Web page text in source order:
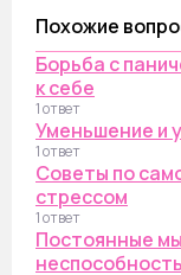
Похожие
Борьба с
к себе
1 ответ
Уменьшение и
1 ответ
Советы по
стрессом
1 ответ
Постоянные